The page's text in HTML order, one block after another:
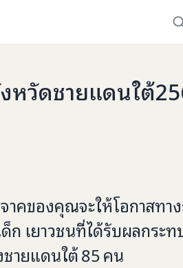
หวัดชายแดนใต้
าคของคุณจะให้โอกาสทา
ด็ก เยาวชนที่ได้รับผลกระ
ายแดนใต้85คน